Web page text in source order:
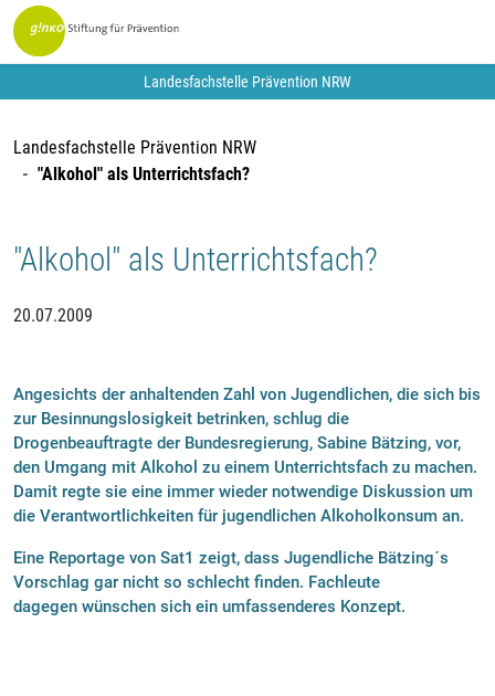
Landesfachstelle Prävention NRW
Landesfachstelle Prävention NRW
"Alkohol" als Unterrichtsfach?
"Alkohol" als Unterrichtsfach?
20.07.2009
Angesichts der anhaltenden Zahl von Jugendlichen, die sich bis
zur Besinnungslosigkeit betrinken, schlug die
Drogenbeauftragte der Bundesregierung, Sabine Bätzing, vor,
den Umgang mit Alkohol zu einem Unterrichtsfach zu machen.
Damit regte sie eine immer wieder notwendige Diskussion um
die Verantwortlichkeiten für jugendlichen Alkoholkonsum an.
Eine Reportage von Sat1 zeigt, dass Jugendliche Bätzing´s
Vorschlag gar nicht so schlecht finden. Fachleute
dagegen wünschen sich ein umfassenderes Konzept.